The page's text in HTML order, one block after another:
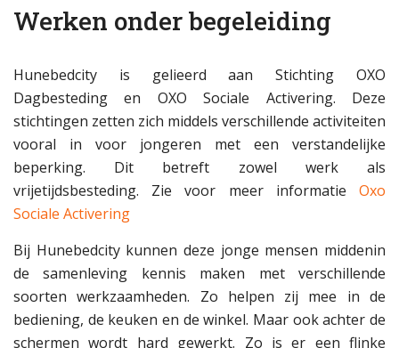
Werken onder begeleiding
Hunebedcity is gelieerd aan Stichting OXO
Dagbesteding en OXO Sociale Activering. Deze
stichtingen zetten zich middels verschillende activiteiten
vooral in voor jongeren met een verstandelijke
beperking. Dit betreft zowel werk als
vrijetijdsbesteding. Zie voor meer informatie Oxo
Sociale Activering
Bij Hunebedcity kunnen deze jonge mensen middenin
de samenleving kennis maken met verschillende
soorten werkzaamheden. Zo helpen zij mee in de
bediening, de keuken en de winkel. Maar ook achter de
schermen wordt hard gewerkt. Zo is er een flinke